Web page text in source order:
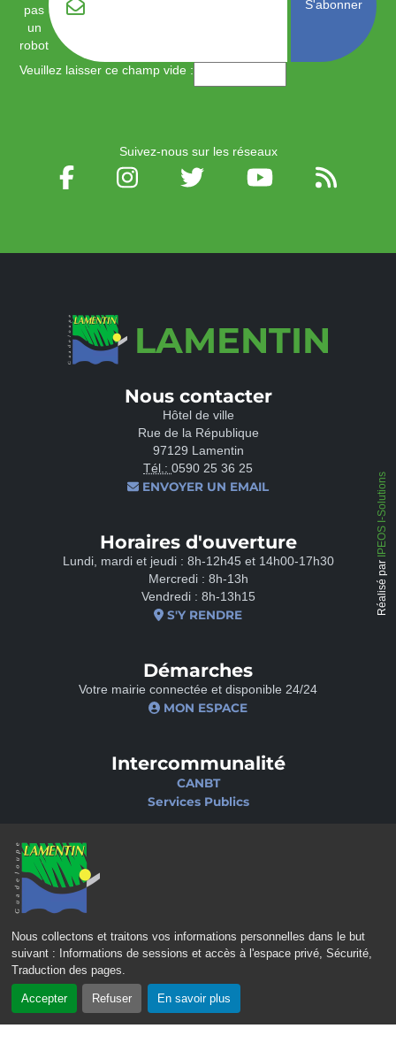
Nous collectons et traitons vos informations personnelles dans le but
suivant :
Informations de sessions et accès à l'espace privé, Sécurité,
Traduction des pages
Accepter Refuser En savoir plus
LAMENTIN
Nous contacter
Hôtel de ville
Rue de la République
97129 Lamentin
Tél.: 0590 25 36 25
ENVOYER UN EMAIL
Horaires d'ouverture
Lundi, mardi et jeudi : 8h-12h45 et 14h00-17h30
Mercredi : 8h-13h
Vendredi : 8h-13h15
S'Y RENDRE
Démarches
Votre mairie connectée et disponible 24/24
MON ESPACE
Intercommunalité
CANBT
Services Publics
Ciné-Théâtre
pas
un
robot
Veuillez laisser ce champ vide :
Suivez-nous sur les réseaux
CONTACT
MENTIONS LÉGALES
Réalisé par
IPEOS I-Solutions